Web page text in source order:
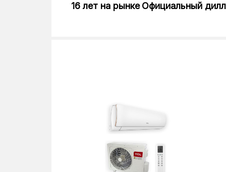
16 лет на рынке Официальный